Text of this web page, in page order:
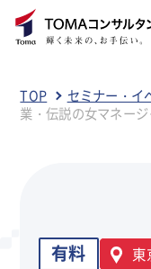
TOP セミナー・イ
業・伝説の女マネー
有料 東